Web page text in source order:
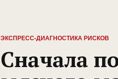
ЭКСПРЕСС-ДИАГНОСТИКА РИСКОВ
Сначала